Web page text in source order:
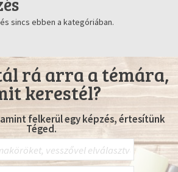
sincs ebben a kategóriában.
rá arra a témára,
kerestél?
felkerül egy képzés, értesítünk
Téged.